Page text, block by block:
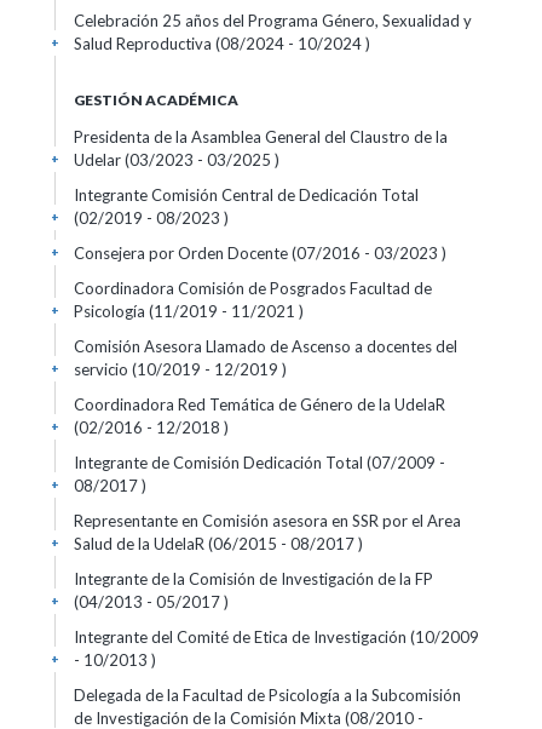
Celebración 25 años del Programa Género, Sexualidad y
Salud Reproductiva (08/2024 - 10/2024 )
+
GESTIÓN ACADÉMICA
Presidenta de la Asamblea General del Claustro de la
Udelar (03/2023 - 03/2025 )
+
Integrante Comisión Central de Dedicación Total
(02/2019 - 08/2023 )
+
Consejera por Orden Docente (07/2016 - 03/2023 )
+
Coordinadora Comisión de Posgrados Facultad de
Psicología (11/2019 - 11/2021 )
+
Comisión Asesora Llamado de Ascenso a docentes del
servicio (10/2019 - 12/2019 )
+
Coordinadora Red Temática de Género de la UdelaR
(02/2016 - 12/2018 )
+
Integrante de Comisión Dedicación Total (07/2009 -
08/2017 )
+
Representante en Comisión asesora en SSR por el Area
Salud de la UdelaR (06/2015 - 08/2017 )
+
Integrante de la Comisión de Investigación de la FP
(04/2013 - 05/2017 )
+
Integrante del Comité de Etica de Investigación (10/2009
- 10/2013 )
+
Delegada de la Facultad de Psicología a la Subcomisión
de Investigación de la Comisión Mixta (08/2010 -